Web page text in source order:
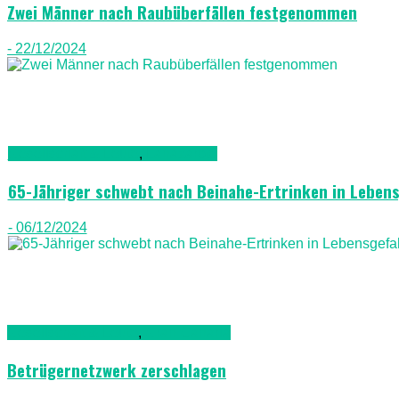
Zwei Männer nach Raubüberfällen festgenommen
- 22/12/2024
,
65-Jähriger schwebt nach Beinahe-Ertrinken in
- 06/12/2024
,
Betrügernetzwerk zerschlagen